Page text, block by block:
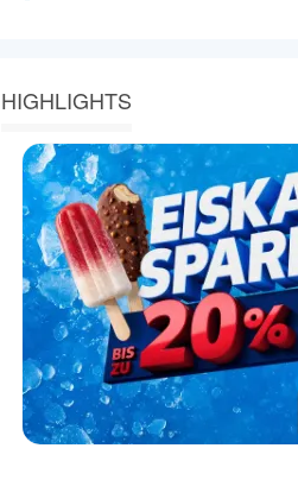
HIGHLIGHTS